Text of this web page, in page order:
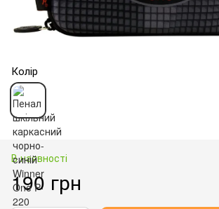
Колір
В наявності
190 грн